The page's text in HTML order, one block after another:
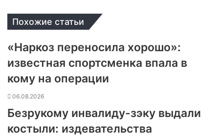
Похожие статьи
«Наркоз переносила хорошо»:
известная спортсменка впала в
кому на операции
06.08.2026
Безрукому инвалиду-зэку выдали
костыли: издевательства